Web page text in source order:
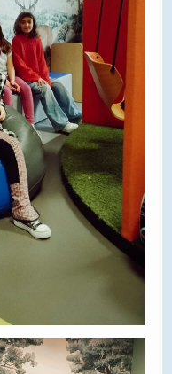
– ROZWÓJ
TERENIE MIASTA